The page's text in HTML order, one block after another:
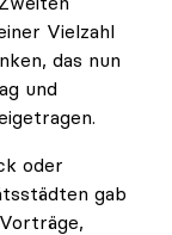
Vielzahl
das nun
und
oder
gab